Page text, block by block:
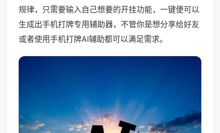
规律，只需要输入自己想要的开挂功能，一键便可以
生成出手机打牌专用辅助器，不管你是想分享给好友
或者使用手机打牌AI辅助都可以满足需求。